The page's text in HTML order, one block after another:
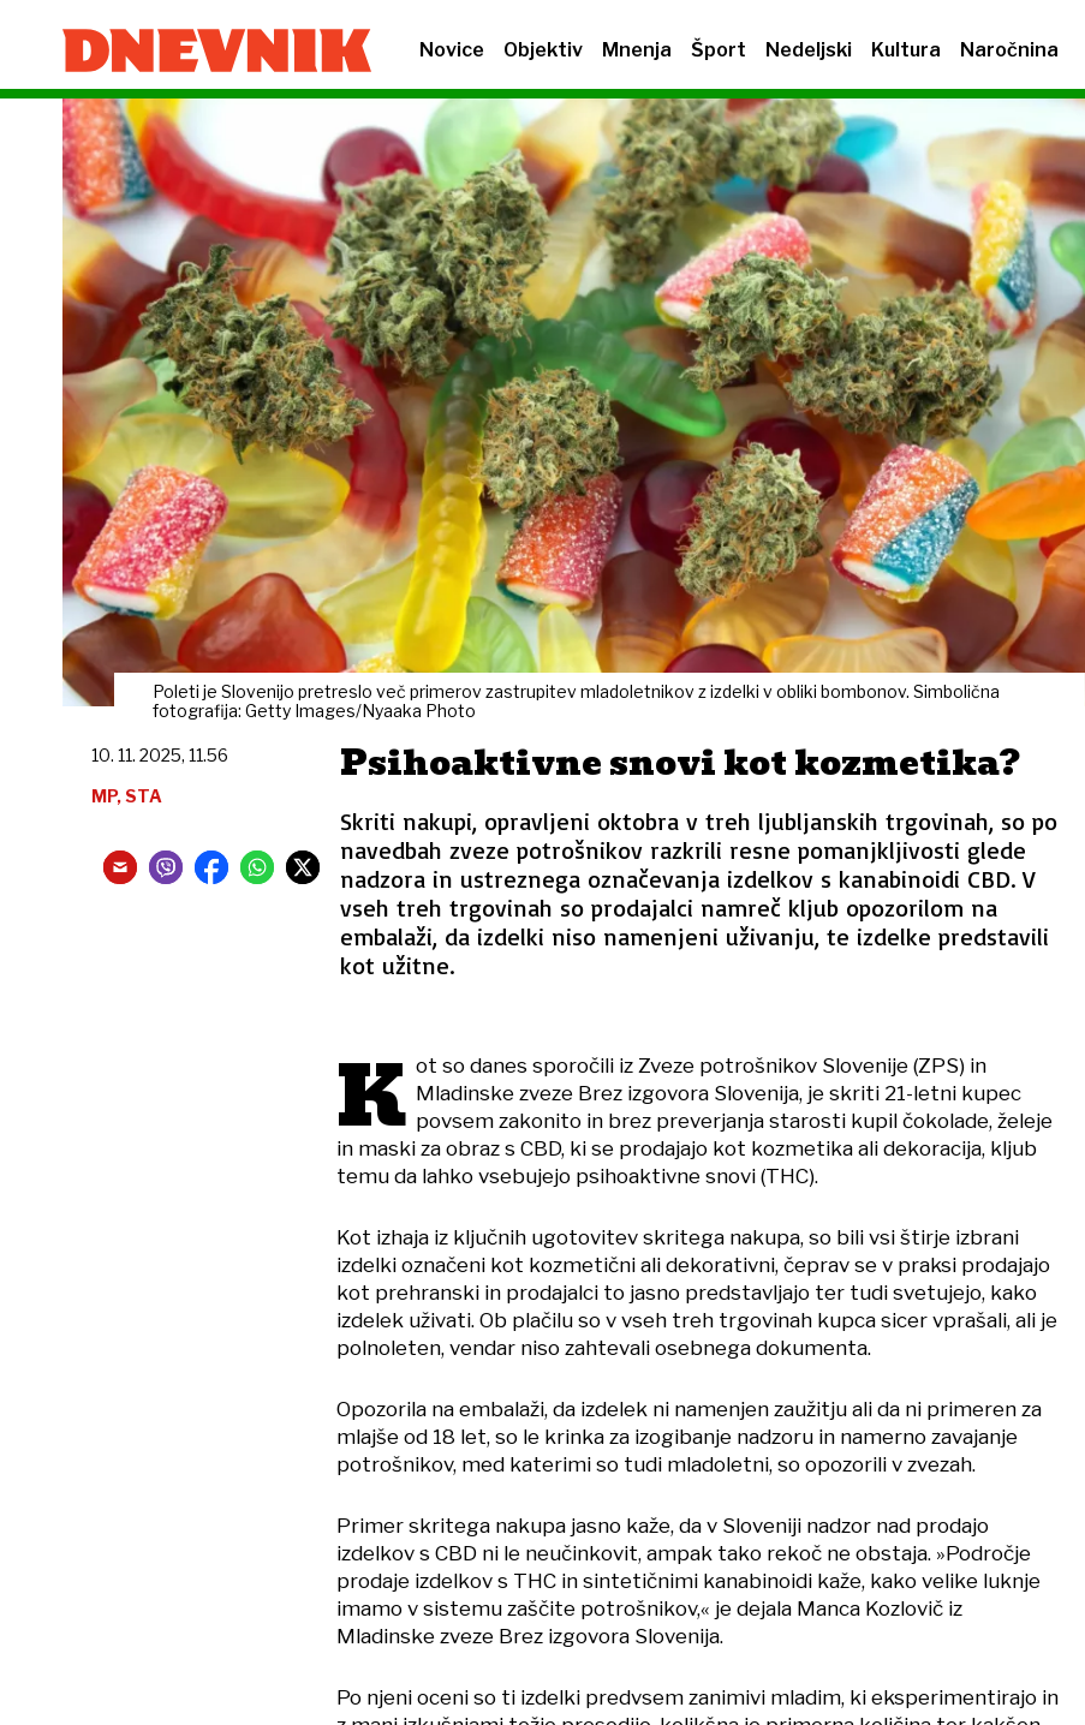
Novice Objektiv Mnenja Šport Nedeljski Kultura Naročnina
Poleti je Slovenijo pretreslo več primerov zastrupitev mladoletnikov z izdelki v obliki bombonov. Simbolična
fotografija: Getty Images/Nyaaka Photo
Psihoaktivne snovi kot kozmetika?
Skriti nakupi, opravljeni oktobra v treh ljubljanskih trgovinah, so po
navedbah zveze potrošnikov razkrili resne pomanjkljivosti glede
nadzora in ustreznega označevanja izdelkov s kanabinoidi CBD. V
vseh treh trgovinah so prodajalci namreč kljub opozorilom na
embalaži, da izdelki niso namenjeni uživanju, te izdelke predstavili
kot užitne.
10. 11. 2025, 11.56
MP, STA
K ot so danes sporočili iz Zveze potrošnikov Slovenije (ZPS) in
Mladinske zveze Brez izgovora Slovenija, je skriti 21-letni kupec
povsem zakonito in brez preverjanja starosti kupil čokolade, želeje
in maski za obraz s CBD, ki se prodajajo kot kozmetika ali dekoracija, kljub
temu da lahko vsebujejo psihoaktivne snovi (THC).
Kot izhaja iz ključnih ugotovitev skritega nakupa, so bili vsi štirje izbrani
izdelki označeni kot kozmetični ali dekorativni, čeprav se v praksi prodajajo
kot prehranski in prodajalci to jasno predstavljajo ter tudi svetujejo, kako
izdelek uživati. Ob plačilu so v vseh treh trgovinah kupca sicer vprašali, ali je
polnoleten, vendar niso zahtevali osebnega dokumenta.
Opozorila na embalaži, da izdelek ni namenjen zaužitju ali da ni primeren za
mlajše od 18 let, so le krinka za izogibanje nadzoru in namerno zavajanje
potrošnikov, med katerimi so tudi mladoletni, so opozorili v zvezah.
Primer skritega nakupa jasno kaže, da v Sloveniji nadzor nad prodajo
izdelkov s CBD ni le neučinkovit, ampak tako rekoč ne obstaja. »Področje
prodaje izdelkov s THC in sintetičnimi kanabinoidi kaže, kako velike luknje
imamo v sistemu zaščite potrošnikov,« je dejala Manca Kozlovič iz
Mladinske zveze Brez izgovora Slovenija.
Po njeni oceni so ti izdelki predvsem zanimivi mladim, ki eksperimentirajo in